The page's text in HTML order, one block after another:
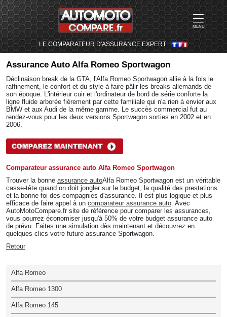
MENU
LE COMPARATEUR D'ASSURANCE EXPERT
Assurance Auto Alfa Romeo Sportwagon
Déclinaison break de la GTA, l'Alfa Romeo Sportwagon allie à la fois le
raffinement, le confort et du style à faire pâlir les breaks allemands de
son époque. L'intérieur cuir et l'ordinateur de bord de série conforte la
ligne fluide arborée fièrement par cette familiale qui n'a rien à envier aux
BMW et aux Audi de la même gamme. Le succès commercial fut au
rendez-vous pour les deux versions Sportwagon sorties en 2002 et en
2006.
Comparateur assurance auto Alfa Romeo Sportwagon
Trouver la bonne assurance autoAlfa Romeo Sportwagon est un véritable
casse-tête quand on doit jongler sur le budget, la qualité des prestations
et la bonne foi des compagnies d'assurance. Il est plus logique et plus
efficace de faire appel à un comparateur assurance auto. Avec
AutoMotoCompare.fr site de référence pour comparer les assurances,
vous pourrez économiser jusqu'à 50% de votre budget assurance auto
de prévu. Faites une simulation dès maintenant et découvrez en
quelques clics votre future assurance Sportwagon.
Retour
Alfa Romeo
Alfa Romeo 1300
Alfa Romeo 145